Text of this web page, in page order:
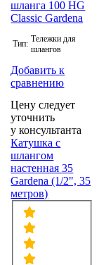
Тип: Тележки для
шлангов
Добавить к
сравнению
Цену следует
уточнить
у консультанта
Катушка с
шлангом
настенная 35
Gardena (1/2", 35
метров)